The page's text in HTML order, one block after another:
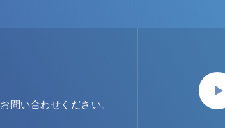
問い合わせください。